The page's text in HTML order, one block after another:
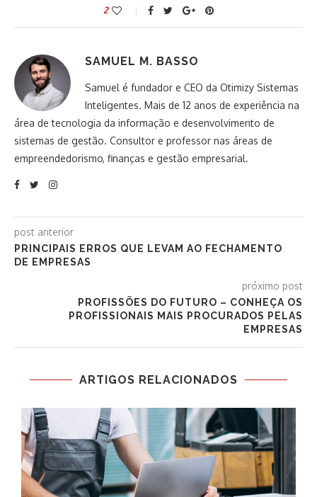
2
SAMUEL M. BASSO
Samuel é fundador e CEO da Otimizy Sistemas
Inteligentes. Mais de 12 anos de experiência na
área de tecnologia da informação e desenvolvimento de
sistemas de gestão. Consultor e professor nas áreas de
empreendedorismo, finanças e gestão empresarial.
post anterior
PRINCIPAIS ERROS QUE LEVAM AO FECHAMENTO
DE EMPRESAS
próximo post
PROFISSÕES DO FUTURO – CONHEÇA OS
PROFISSIONAIS MAIS PROCURADOS PELAS
EMPRESAS
ARTIGOS RELACIONADOS